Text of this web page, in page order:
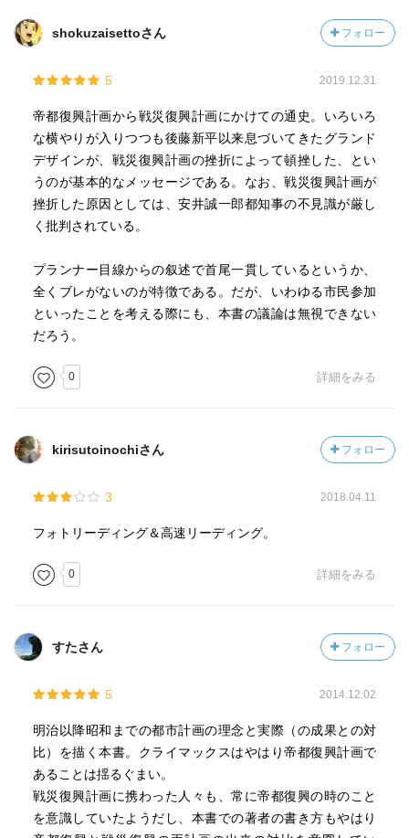
shokuzaisettoさん フォロー
5 2019.12.31
帝都復興計画から戦災復興計画にかけての通史。いろいろ
な横やりが入りつつも後藤新平以来息づいてきたグランド
デザインが、戦災復興計画の挫折によって頓挫した、とい
うのが基本的なメッセージである。なお、戦災復興計画が
挫折した原因としては、安井誠一郎都知事の不見識が厳し
く批判されている。
プランナー目線からの叙述で首尾一貫しているというか、
全くブレがないのが特徴である。だが、いわゆる市民参加
といったことを考える際にも、本書の議論は無視できない
だろう。
0 詳細をみる
kirisutoinochiさん フォロー
3 2018.04.11
フォトリーディング＆高速リーディング。
0 詳細をみる
すたさん フォロー
5 2014.12.02
明治以降昭和までの都市計画の理念と実際（の成果との対
比）を描く本書。クライマックスはやはり帝都復興計画で
あることは揺るぐまい。
戦災復興計画に携わった人々も、常に帝都復興の時のこと
を意識していたようだし、本書での著者の書き方もやはり